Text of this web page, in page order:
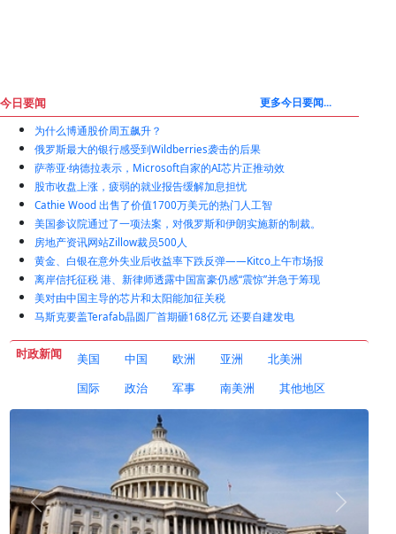
今日要闻 更多今日要闻...
为什么博通股价周五飙升？
俄罗斯最大的银行感受到Wildberries袭击的后果
萨蒂亚·纳德拉表示，Microsoft自家的AI芯片正推动效
股市收盘上涨，疲弱的就业报告缓解加息担忧
Cathie Wood 出售了价值1700万美元的热门人工智
美国参议院通过了一项法案，对俄罗斯和伊朗实施新的制裁。
房地产资讯网站Zillow裁员500人
黄金、白银在意外失业后收益率下跌反弹——Kitco上午市场报
离岸信托征税 港、新律师透露中国富豪仍感“震惊”并急于筹现
美对由中国主导的芯片和太阳能加征关税
马斯克要盖Terafab晶圆厂首期砸168亿元 还要自建发电
时政新闻 美国 中国 欧洲 亚洲
北美洲
国际
政治 军事 南美洲 其他地区